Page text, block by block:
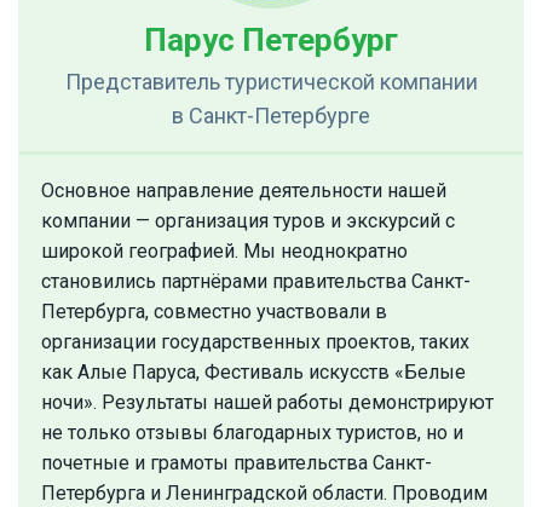
Парус Петербург
Представитель туристической компании
в Санкт-Петербурге
Основное направление деятельности нашей
компании — организация туров и экскурсий с
широкой географией. Мы неоднократно
становились партнёрами правительства Санкт-
Петербурга, совместно участвовали в
организации государственных проектов, таких
как Алые Паруса, Фестиваль искусств «Белые
ночи». Результаты нашей работы демонстрируют
не только отзывы благодарных туристов, но и
почетные и грамоты правительства Санкт-
Петербурга и Ленинградской области. Проводим